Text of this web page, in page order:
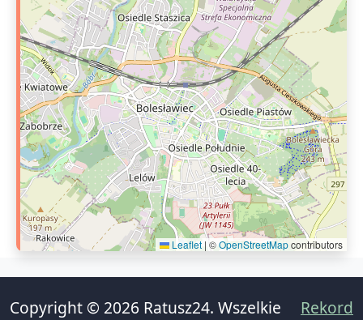
Leaflet | ©OpenStreetMapcontributors
Copyright © 2026 Ratusz24. Wszelkie
Rekord